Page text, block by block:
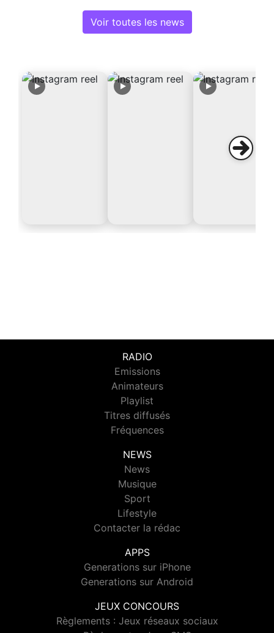
Voir toutes les news
RADIO
Emissions
Animateurs
Playlist
Titres diffusés
Fréquences
NEWS
News
Musique
Sport
Lifestyle
Contacter la rédac
APPS
Generations sur iPhone
Generations sur Android
JEUX CONCOURS
Règlements : Jeux réseaux sociaux